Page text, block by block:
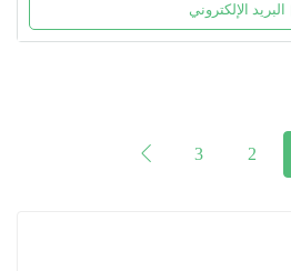
البريد الإلكتروني
2
3